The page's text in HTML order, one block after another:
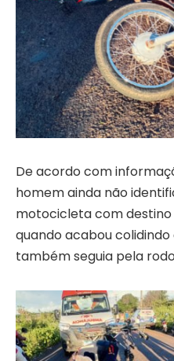
De acordo com
homem ainda não
motocicleta com destino
quando acabou
também seguia pela